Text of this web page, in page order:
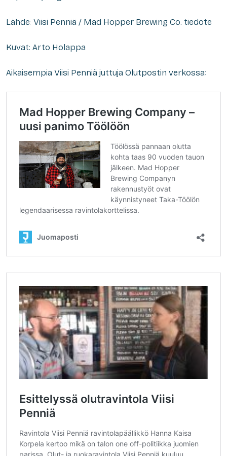
Lähde: Viisi Penniä / Mad Hopper Brewing Co. tiedote
Kuvat: Arto Holappa
Aikaisempia Viisi Penniä juttuja Olutpostin verkossa: